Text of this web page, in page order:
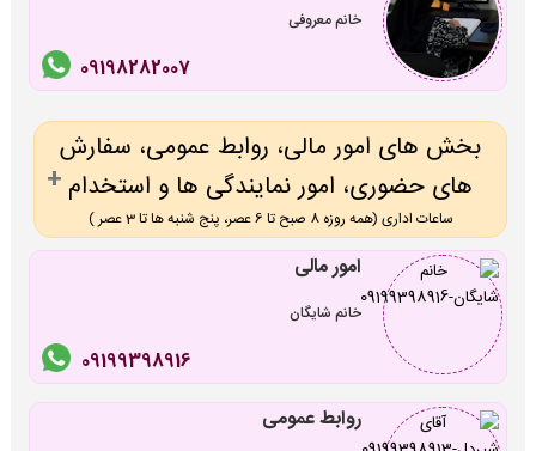
خانم معروفی
09198282007
بخش های امور مالی، روابط عمومی، سفارش
های حضوری، امور نمایندگی ها و استخدام
ساعات اداری (همه روزه 8 صبح تا 6 عصر، پنج شنبه ها تا 3 عصر )
امور مالی
خانم شایگان
09199398916
روابط عمومی